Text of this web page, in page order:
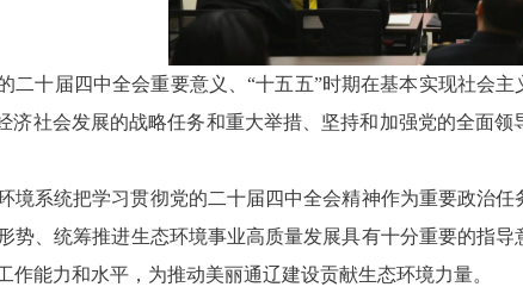
二十届四中全会重要意义、“十五五”时期在基本实现社会
济社会发展的战略任务和重大举措、坚持和加强党的全面
系统把学习贯彻党的二十届四中全会精神作为重要政治任
势、统筹推进生态环境事业高质量发展具有十分重要的指
作能力和水平，为推动美丽通辽建设贡献生态环境力量。